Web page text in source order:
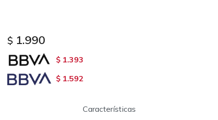
$ 1.990
$ 1.393
$ 1.592
Características